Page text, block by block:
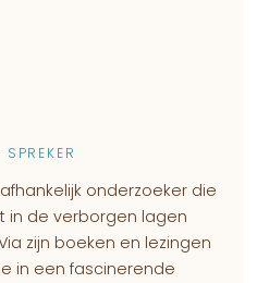
SPREKER
onderzoeker die
in de verborgen lagen
zijn boeken en lezingen
in een fascinerende